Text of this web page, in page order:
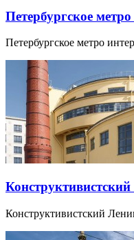
Петербургское
Петербургское метро
Конструктивистский